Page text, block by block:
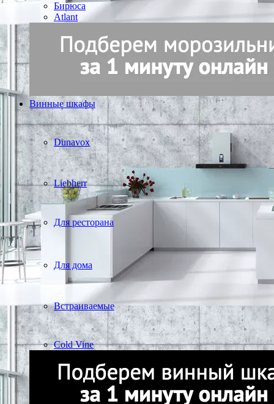
Бирюса
Atlant
Винные шкафы
Dunavox
Liebherr
Для ресторана
Для дома
Встраиваемые
Cold Vine